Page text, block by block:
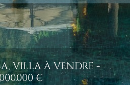
VILLA À VENDRE -
€